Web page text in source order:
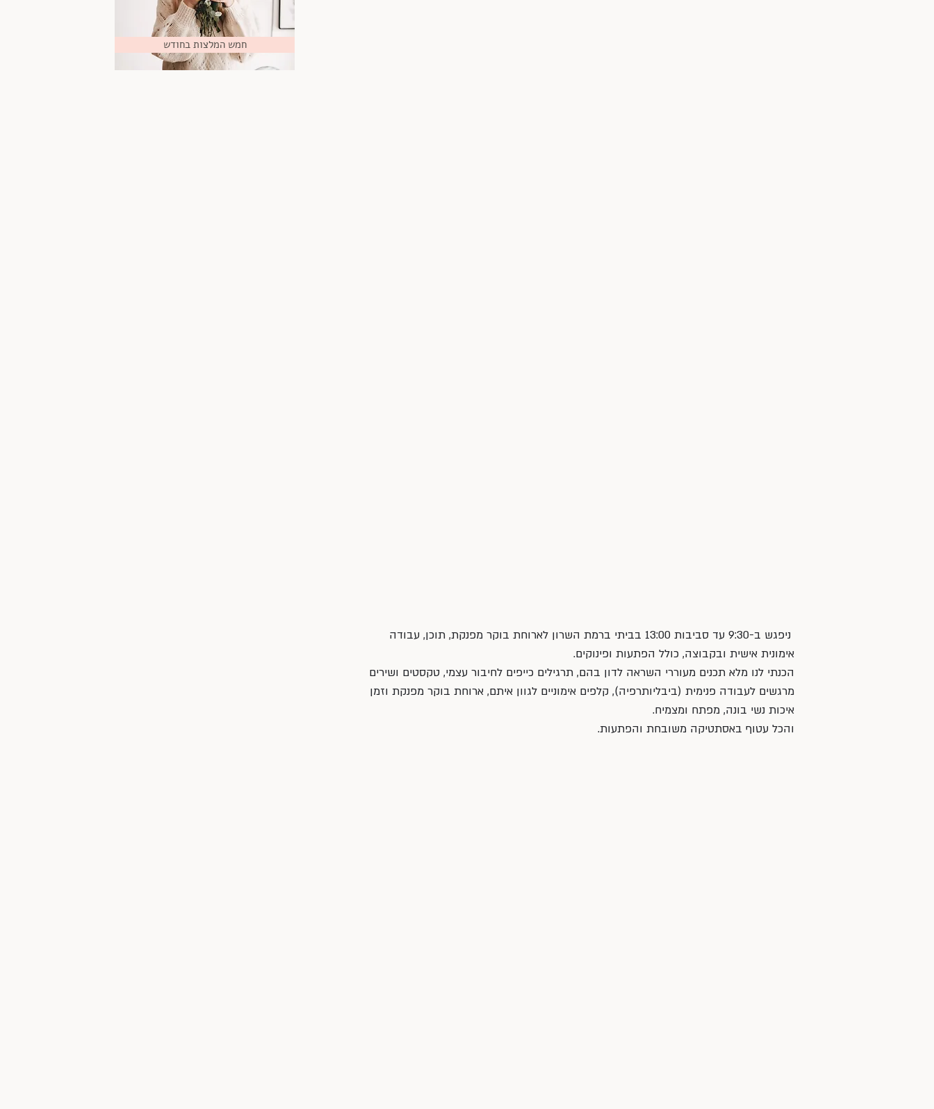
ניפגש ב-9:30 עד סביבות 13:00 בביתי ברמת השרון לארוחת בוקר מפנקת, תוכן, עבודה
אימונית אישית ובקבוצה, כולל הפתעות ופינוקים.
הכנתי לנו מלא תכנים מעוררי השראה לדון בהם, תרגילים כייפים לחיבור עצמי, טקסטים ושירים
מרגשים לעבודה פנימית (ביבליותרפיה), קלפים אימוניים לגוון איתם, ארוחת בוקר מפנקת וזמן
איכות נשי בונה, מפתח ומצמיח.
והכל עטוף באסתטיקה משובחת והפתעות.
חמש המלצות בחודש